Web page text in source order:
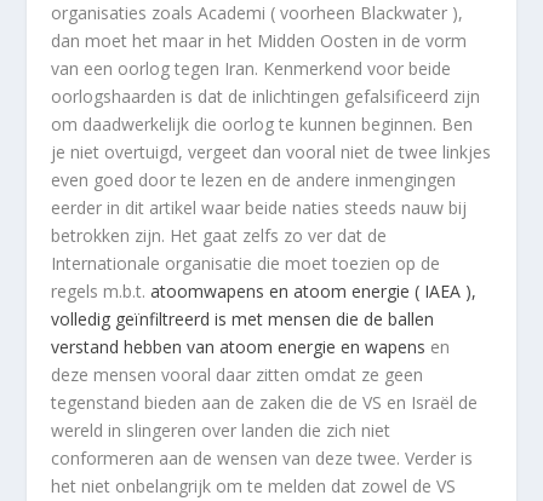
organisaties zoals Academi ( voorheen Blackwater ),
dan moet het maar in het Midden Oosten in de vorm
van een oorlog tegen Iran. Kenmerkend voor beide
oorlogshaarden is dat de inlichtingen gefalsificeerd zijn
om daadwerkelijk die oorlog te kunnen beginnen. Ben
je niet overtuigd, vergeet dan vooral niet de twee linkjes
even goed door te lezen en de andere inmengingen
eerder in dit artikel waar beide naties steeds nauw bij
betrokken zijn. Het gaat zelfs zo ver dat de
Internationale organisatie die moet toezien op de
regels m.b.t.atoomwapens en atoom energie ( IAEA ),
volledig geïnfiltreerd is met mensen die de ballen
verstand hebben van atoom energie en wapens en
deze mensen vooral daar zitten omdat ze geen
tegenstand bieden aan de zaken die de VS en Israël de
wereld in slingeren over landen die zich niet
conformeren aan de wensen van deze twee. Verder is
het niet onbelangrijk om te melden dat zowel de VS